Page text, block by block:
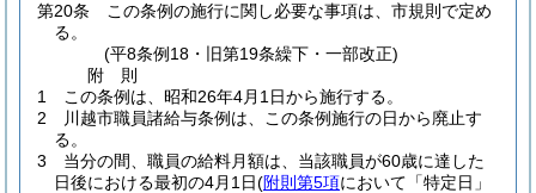
第20条
この条例の施行に関し必要な事項は、市規則で定め
る。
(平8条例18・旧第19条繰下・一部改正)
附 則
1
この条例は、昭和26年4月1日から施行する。
2
川越市職員諸給与条例は、この条例施行の日から廃止す
る。
3
当分の間、職員の給料月額は、当該職員が60歳に達した
日後における最初の4月1日(附則第5項において「特定日」